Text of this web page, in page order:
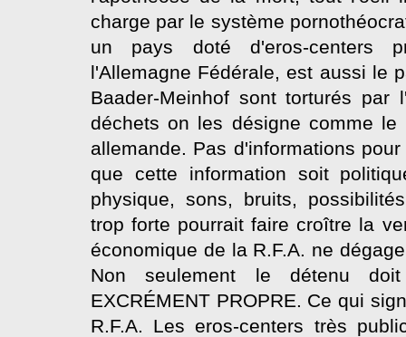
charge par le système
un pays doté d'eros-centers
l'Allemagne Fédérale, est aussi le
Baader-Meinhof sont torturés par
déchets on les désigne comme
allemande. Pas d'informations
que cette information soit
physique, sons, bruits,
trop forte pourrait faire croître la
économique de la R.F.A. ne
Non seulement le détenu
EXCRÉMENT PROPRE. Ce qui
R.F.A. Les eros-centers très